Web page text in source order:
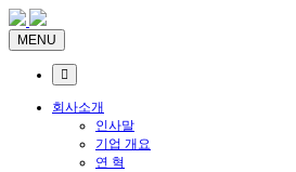
MENU
회사소개
인사말
기업 개요
연 혁